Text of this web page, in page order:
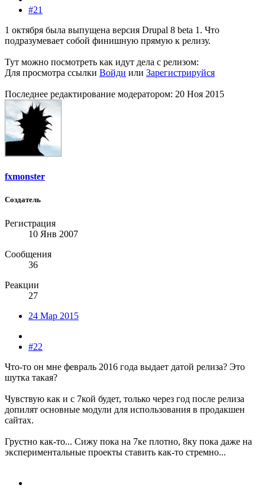
#21
1 октября была выпущена версия Drupal 8 beta 1. Что
подразумевает собой финишную прямую к релизу.
Тут можно посмотреть как идут дела с релизом:
Для просмотра ссылки Войди или Зарегистрируйся
Последнее редактирование модератором: 20 Ноя 2015
fxmonster
Создатель
Регистрация
10 Янв 2007
Сообщения
36
Реакции
27
24 Мар 2015
#22
Что-то он мне февраль 2016 года выдает датой релиза? Это
шутка такая?
Чувствую как и с 7кой будет, только через год после релиза
допилят основные модули для использования в продакшен
сайтах.
Грустно как-то... Сижу пока на 7ке плотно, 8ку пока даже на
экспериментальные проекты ставить как-то стремно...